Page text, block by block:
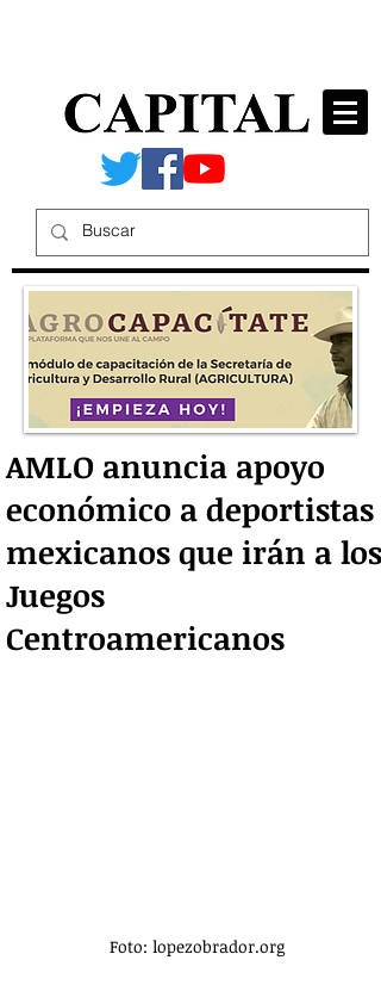
AMLO anuncia apoyo
económico a deportistas
mexicanos que irán a los
Juegos
Centroamericanos
Foto: lopezobrador.org